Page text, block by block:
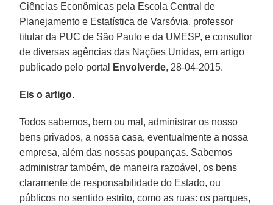
Ciências Econômicas pela Escola Central de
Planejamento e Estatística de Varsóvia, professor
titular da PUC de São Paulo e da UMESP, e consultor
de diversas agências das Nações Unidas, em artigo
publicado pelo portal
Envolverde, 28-04-2015.
Eis o artigo.
Todos sabemos, bem ou mal, administrar os nosso
bens privados, a nossa casa, eventualmente a nossa
empresa, além das nossas poupanças. Sabemos
administrar também, de maneira razoável, os bens
claramente de responsabilidade do Estado, ou
públicos no sentido estrito, como as ruas: os parques,